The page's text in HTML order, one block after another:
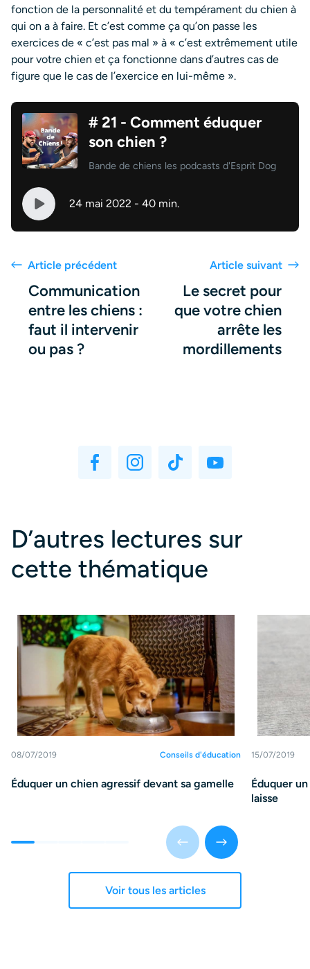
fonction de la personnalité et du tempérament du chien à
qui on a à faire. Et c’est comme ça qu’on passe les
exercices de « c’est pas mal » à « c’est extrêmement utile
pour votre chien et ça fonctionne dans d’autres cas de
figure que le cas de l’exercice en lui-même ».
# 21 - Comment éduquer
son chien ?
Bande de chiens les podcasts d'Esprit Dog
24 mai 2022 - 40 min.
Article précédent
Communication
entre les chiens :
faut il intervenir
ou pas ?
Article suivant
Le secret pour
que votre chien
arrête les
mordillements
D’autres lectures sur
cette thématique
08/07/2019 Conseils d'éducation
Éduquer un chien agressif devant sa gamelle
15/07/2019
Éduquer
laisse
Voir tous les articles